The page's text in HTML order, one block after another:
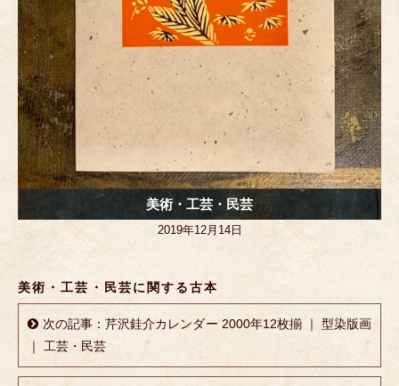
美術・工芸・民芸
2019年12月14日
美術・工芸・民芸に関する古本
次の記事：芹沢銈介カレンダー 2000年12枚揃 ｜ 型染版画
｜ 工芸・民芸